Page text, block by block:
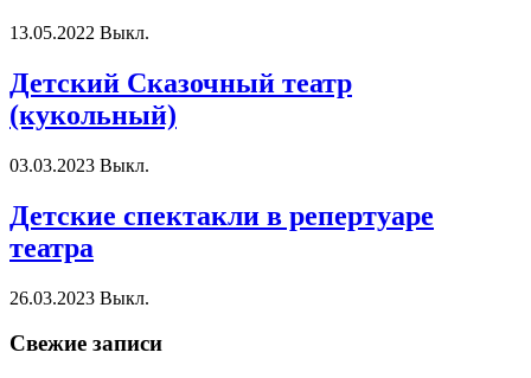
13.05.2022 Выкл.
Детский Сказочный театр
(кукольный)
03.03.2023 Выкл.
Детские спектакли в репертуаре
театра
26.03.2023 Выкл.
Свежие записи